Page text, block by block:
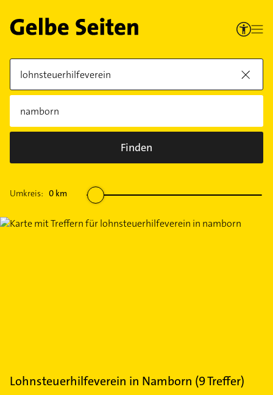
Finden
Umkreis: 0 km
Lohnsteuerhilfeverein in Namborn (9Treffer)